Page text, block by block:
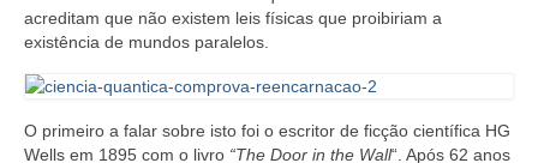
acreditam que não existem leis físicas que proibiriam a
existência de mundos paralelos.
O primeiro a falar sobre isto foi o escritor de ficção científica HG
Wells em 1895 com o livro “The Door in the Wall“. Após 62 anos